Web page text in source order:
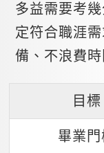
多益需要考
定符合職涯
備、不浪費
目標
畢業門